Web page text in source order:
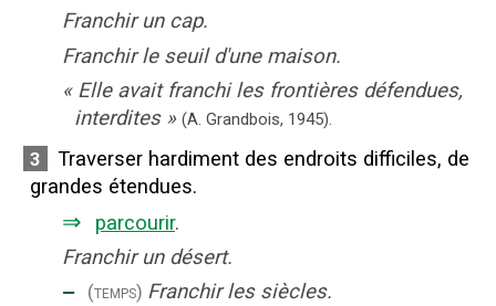
Franchir un cap.
Franchir le seuil d'une maison.
« Elle avait franchi les frontières défendues,
interdites » (A. Grandbois, 1945).
3
Traverser hardiment des endroits difficiles, de
grandes étendues.
⇒ parcourir.
Franchir un désert.
‒ (temps) Franchir les siècles.